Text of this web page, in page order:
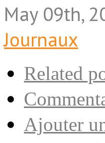
May 09th,
Journaux
Related
Ajouter